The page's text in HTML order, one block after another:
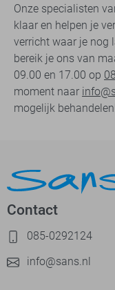
Onze specialisten
klaar en helpen je
verricht waar je nog
bereik je ons van
09.00 en 17.00 op
moment naar
mogelijk
Contact
085-0292124
info@sans.nl